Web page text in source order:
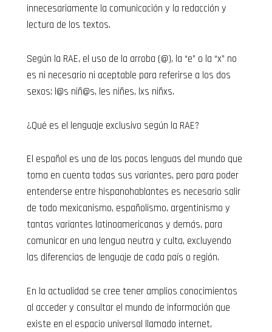
innecesariamente la comunicación y la redacción y
lectura de los textos.
Según la RAE, el uso de la arroba (@), la “e” o la “x” no
es ni necesario ni aceptable para referirse a los dos
sexos: l@s niñ@s, les niñes, lxs niñxs.
¿Qué es el lenguaje exclusivo según la RAE?
El español es una de las pocas lenguas del mundo que
toma en cuenta todas sus variantes, pero para poder
entenderse entre hispanohablantes es necesario salir
de todo mexicanismo, españolismo, argentinismo y
tantas variantes latinoamericanas y demás, para
comunicar en una lengua neutra y culta, excluyendo
las diferencias de lenguaje de cada país o región.
En la actualidad se cree tener amplios conocimientos
al acceder y consultar el mundo de información que
existe en el espacio universal llamado internet,